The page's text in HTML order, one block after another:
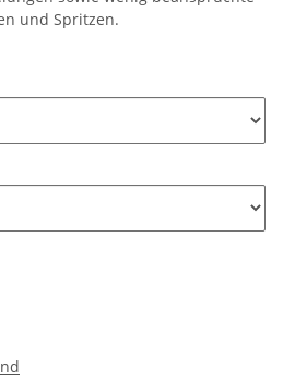
und Spritzen.